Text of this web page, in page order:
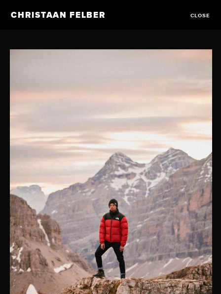
CHRISTAAN FELBER CLOSE